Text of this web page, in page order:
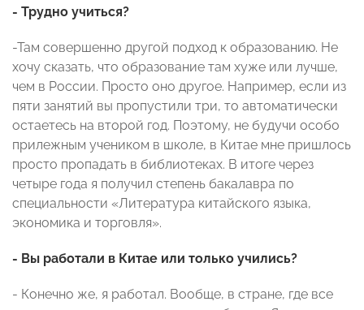
- Трудно учиться?
-Там совершенно другой подход к образованию. Не
хочу сказать, что образование там хуже или лучше,
чем в России. Просто оно другое. Например, если из
пяти занятий вы пропустили три, то автоматически
остаетесь на второй год. Поэтому, не будучи особо
прилежным учеником в школе, в Китае мне пришлось
просто пропадать в библиотеках. В итоге через
четыре года я получил степень бакалавра по
специальности «Литература китайского языка,
экономика и торговля».
- Вы работали в Китае или только учились?
- Конечно же, я работал. Вообще, в стране, где все